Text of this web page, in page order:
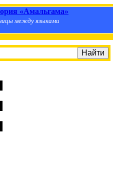
«Амальгама»
между языками